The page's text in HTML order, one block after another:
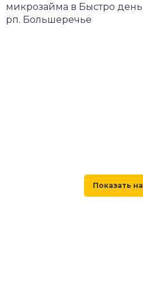
микрозайма в Быстро
рп. Большеречье